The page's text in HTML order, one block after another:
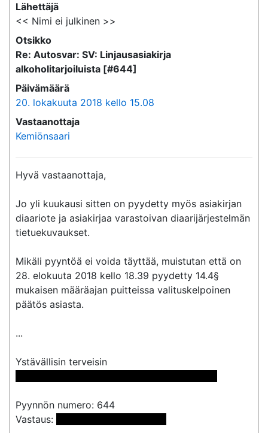
Lähettäjä
<< Nimi ei julkinen >>
Otsikko
Re: Autosvar: SV: Linjausasiakirja
alkoholitarjoiluista [#644]
Päivämäärä
20. lokakuuta 2018 kello 15.08
Vastaanottaja
Kemiönsaari
Hyvä vastaanottaja,
Jo yli kuukausi sitten on pyydetty myös asiakirjan
diaariote ja asiakirjaa varastoivan diaarijärjestelmän
tietuekuvaukset.
Mikäli pyyntöä ei voida täyttää, muistutan että on
28. elokuuta 2018 kello 18.39 pyydetty 14.4§
mukaisen määräajan puitteissa valituskelpoinen
päätös asiasta.
...
Pyynnön numero: 644
Vastaus: